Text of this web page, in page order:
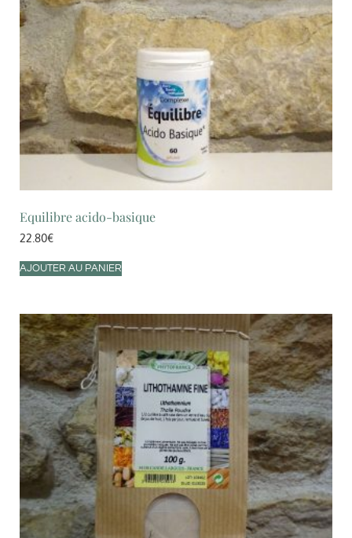
Equilibre acido-basique
22.80€
AJOUTER AU PANIER